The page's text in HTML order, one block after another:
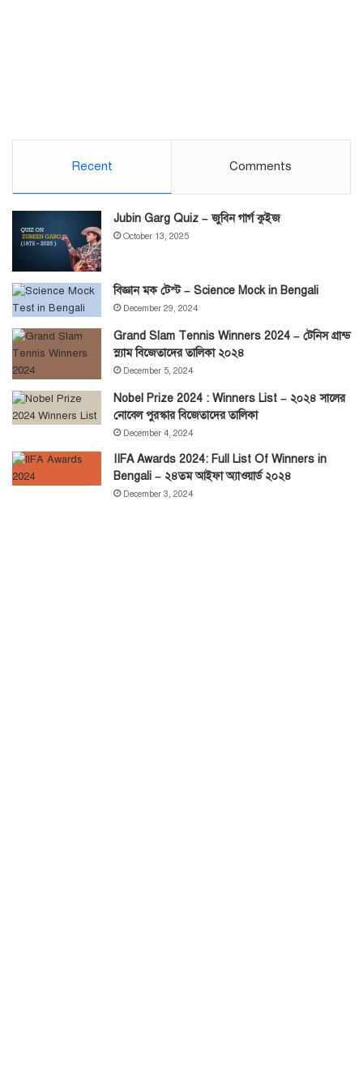
Recent Comments
Jubin Garg Quiz – জুবিন গার্গ কুইজ
October 13, 2025
বিজ্ঞান মক টেস্ট – Science Mock in Bengali
December 29, 2024
Grand Slam Tennis Winners 2024 – টেনিস গ্রান্ড
স্ল্যাম বিজেতাদের তালিকা ২০২৪
December 5, 2024
Nobel Prize 2024 : Winners List – ২০২৪ সালের
নোবেল পুরস্কার বিজেতাদের তালিকা
December 4, 2024
IIFA Awards 2024: Full List Of Winners in
Bengali – ২৪তম আইফা অ্যাওয়ার্ড ২০২৪
December 3, 2024